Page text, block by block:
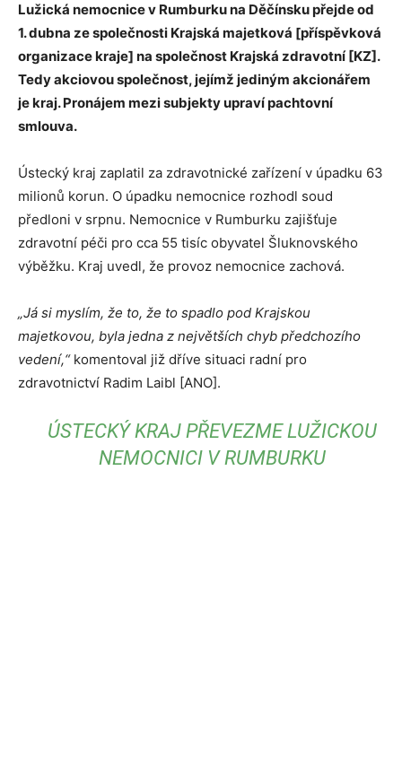
Lužická nemocnice v Rumburku na Děčínsku přejde od
1. dubna ze společnosti Krajská majetková [příspěvková
organizace kraje] na společnost Krajská zdravotní [KZ].
Tedy akciovou společnost, jejímž jediným akcionářem
je kraj. Pronájem mezi subjekty upraví pachtovní
smlouva.
Ústecký kraj zaplatil za zdravotnické zařízení v úpadku 63
milionů korun. O úpadku nemocnice rozhodl soud
předloni v srpnu. Nemocnice v Rumburku zajišťuje
zdravotní péči pro cca 55 tisíc obyvatel Šluknovského
výběžku. Kraj uvedl, že provoz nemocnice zachová.
„Já si myslím, že to, že to spadlo pod Krajskou
majetkovou, byla jedna z největších chyb předchozího
vedení,“komentoval již dříve situaci radní pro
zdravotnictví Radim Laibl [ANO].
ÚSTECKÝ KRAJ PŘEVEZME LUŽICKOU
NEMOCNICI V RUMBURKU